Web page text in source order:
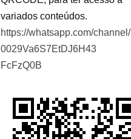
variados conteúdos.
https://whatsapp.com/channel/
0029Va6S7EtDJ6H43
FcFzQ0B